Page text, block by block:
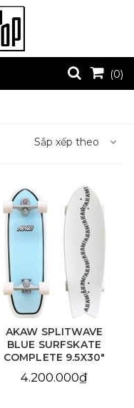
(0)
Sắp xếp theo
AKAW SPLITWAVE
BLUE SURFSKATE
COMPLETE 9.5X30"
4.200.000₫